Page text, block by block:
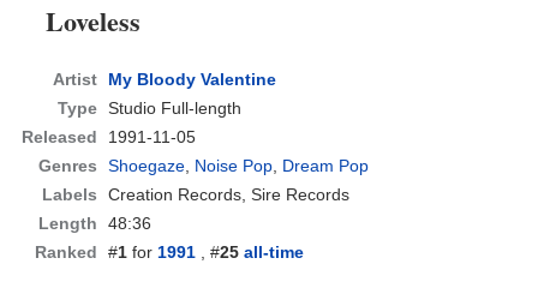
Loveless
Artist
My Bloody Valentine
Type Studio Full-length
Released
1991-11-05
Genres
Shoegaze, Noise Pop, Dream Pop
Labels
Creation Records, Sire Records
Length
48:36
Ranked
#1 for1991 , #25 all-time